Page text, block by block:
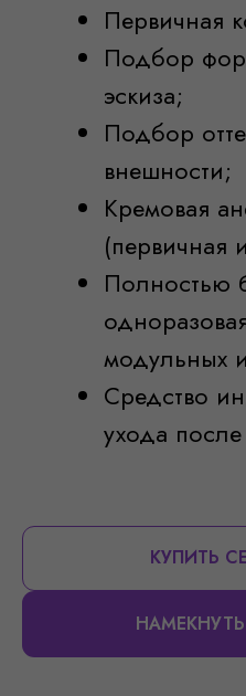
Первичная
Подбор
эскиза;
Подбор
внешности;
Кремовая
(первичная
Полностью
модульных
Средство
ухода
КУПИТЬ